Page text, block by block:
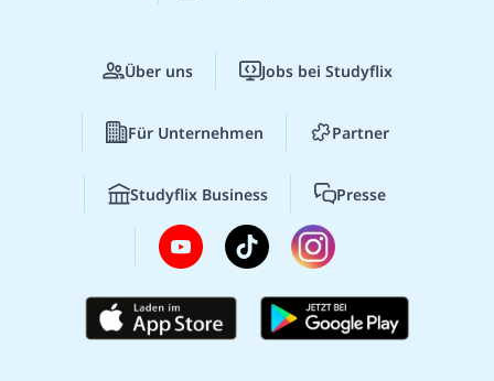
Über uns Jobs bei Studyflix
Für Unternehmen Partner
Studyflix Business Presse